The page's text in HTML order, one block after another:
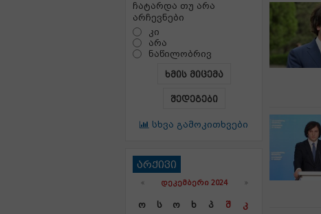
ჩატარდა თუ არა
არჩევნები
კი
არა
ნაწილობრივ
ხმის მიცემა
შედეგები
სხვა გამოკითხვები
არქივი
« ᲓᲔᲙᲔᲛᲑᲔᲠᲘ 2024 »
Ო Ს Ო Ხ Პ Შ
Კ